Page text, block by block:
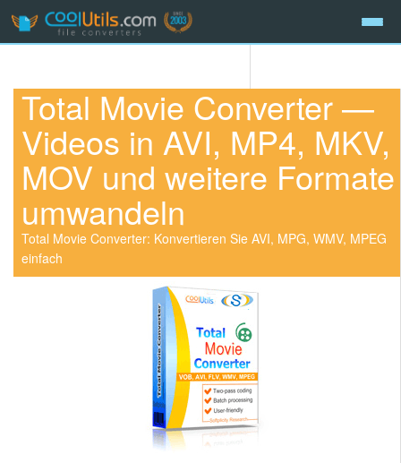
Total Movie Converter —
Videos in AVI, MP4, MKV,
MOV und weitere Formate
umwandeln
Total Movie Converter: Konvertieren Sie AVI, MPG, WMV, MPEG
einfach